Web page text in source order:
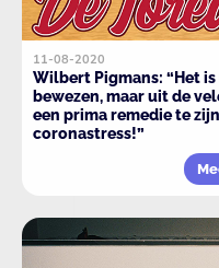
11-08-2020
Wilbert Pigmans: “Het
bewezen, maar uit de
een prima remedie te
coronastress!”